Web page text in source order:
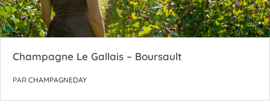
Champagne Le Gallais – Boursault
PAR CHAMPAGNEDAY